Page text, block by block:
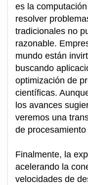
es la
resolver
tradicionales no
razonable.
mundo están
buscando
optimización de
científicas.
los avances
veremos una
de
Finalmente, la
acelerando la
velocidades de